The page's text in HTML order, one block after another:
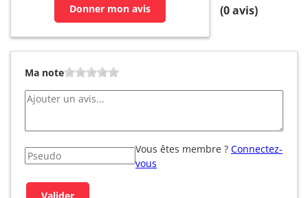
Donner mon avis
(0avis)
Ma note
Vous êtes membre ? Connectez-
vous